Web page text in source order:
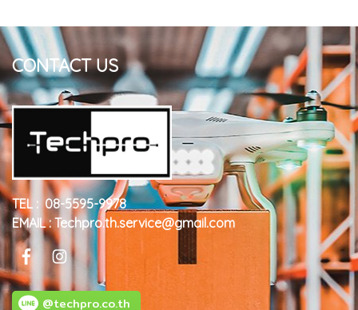
CONTACT US
TEL : 08-5595-9978
EMAIL : Techpro.th.service@gmail.com
@techpro.co.th